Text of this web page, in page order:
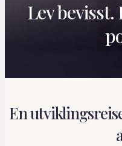
Lev
En